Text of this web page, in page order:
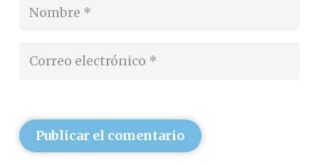
Publicar el comentario